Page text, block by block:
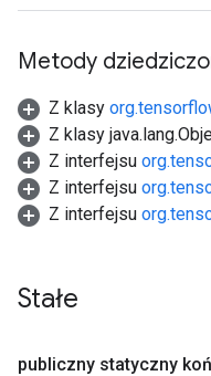
Metody
Z klasy
Z klasy
Z interfejsu
Z interfejsu
Z interfejsu
Stałe
publiczny statyczny